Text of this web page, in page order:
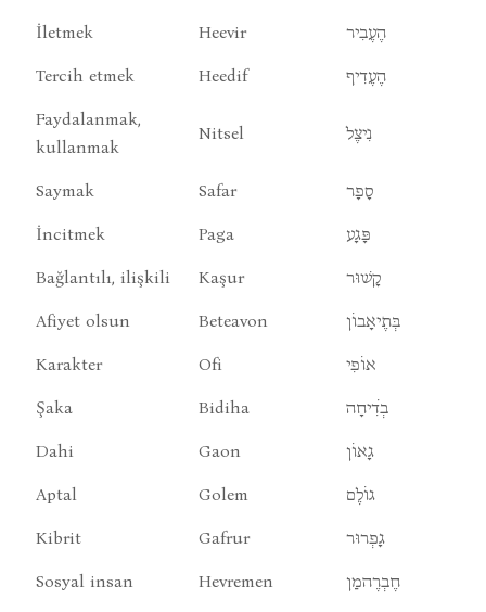
İletmek Heevir הֶעֶבִיר
Tercih etmek Heedif הֶעֶדִיף
Faydalanmak,
kullanmak
Nitsel נִיצֶל
Saymak Safar סָפָר
İncitmek Paga פָּגָע
Bağlantılı, ilişkili Kaşur קָשׁוּר
Afiyet olsun Beteavon בְּתֶיאָבוֹן
Karakter Ofi אוֹפִי
Şaka Bidiha בְֹדִיחָה
Dahi Gaon גָאוֹן
Aptal Golem גוֹלֶם
Kibrit Gafrur גָפְרוּר
Sosyal insan Hevremen חֶבְרֶהמַן